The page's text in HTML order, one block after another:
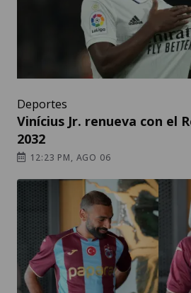
Deportes
Vinícius Jr. renueva con el
2032
12:23 PM, AGO 06